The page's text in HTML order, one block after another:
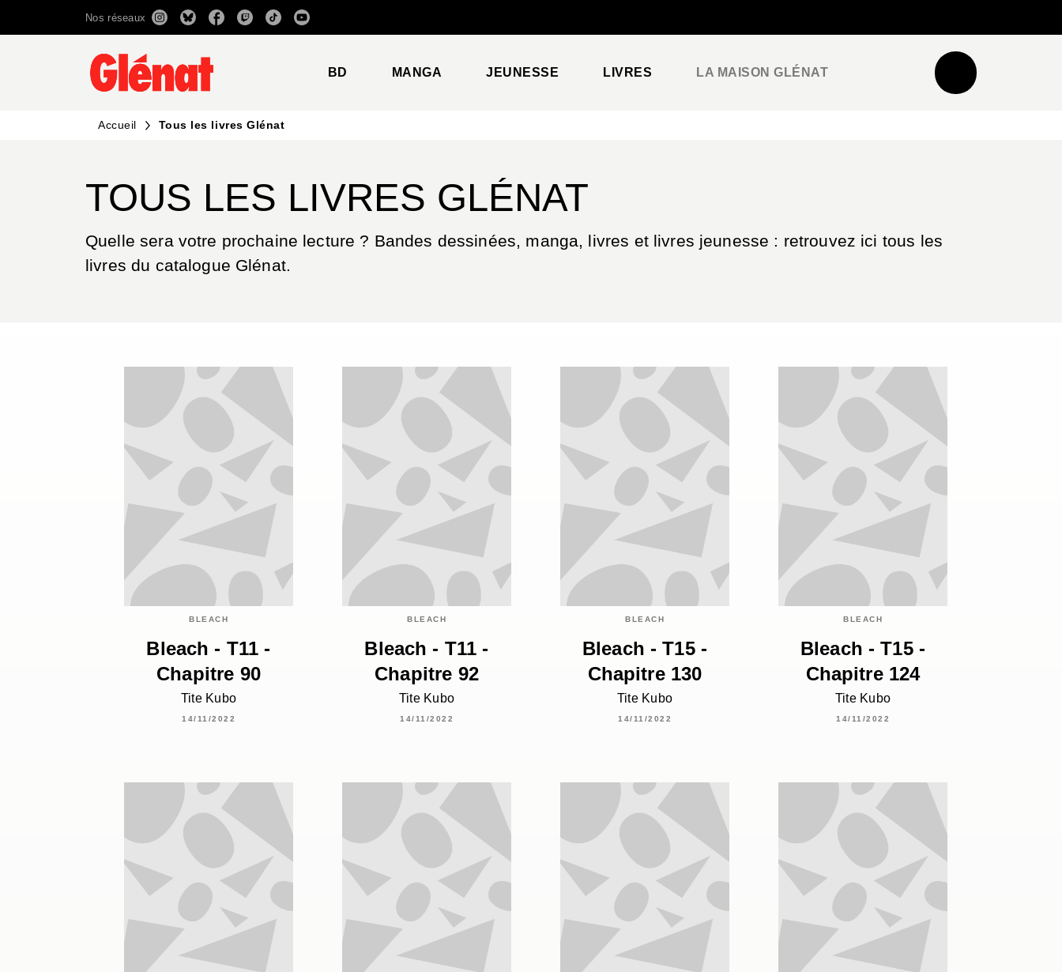
RECHERCHE CONTENU
Nos réseaux
BD MANGA JEUNESSE LIVRES LA MAISON GLÉNAT
Accueil Tous les livres Glénat
TOUS LES LIVRES GLÉNAT
Quelle sera votre prochaine lecture ? Bandes dessinées, manga, livres et livres jeunesse : retrouvez ici tous les
livres du catalogue Glénat.
BLEACH
Bleach - T11 -
Chapitre 90
Tite Kubo
14/11/2022
BLEACH
Bleach - T11 -
Chapitre 92
Tite Kubo
14/11/2022
BLEACH
Bleach - T15 -
Chapitre 130
Tite Kubo
14/11/2022
BLEACH
Bleach - T15 -
Chapitre 124
Tite Kubo
14/11/2022